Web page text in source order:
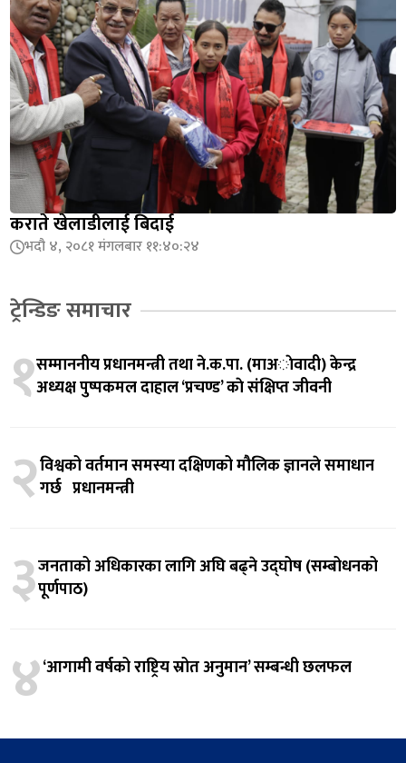
कराते खेलाडीलाई बिदाई
भदौ ४, २०८१ मंगलबार ११:४०:२४
ट्रेन्डिङ समाचार
१सम्माननीय प्रधानमन्त्री तथा ने.क.पा. (माअाेवादी) केन्द्र
अध्यक्ष पुष्पकमल दाहाल ‘प्रचण्ड’ काे संक्षिप्त जीवनी
२विश्वको वर्तमान समस्या दक्षिणको मौलिक ज्ञानले समाधान
गर्छ प्रधानमन्त्री
३जनताको अधिकारका लागि अघि बढ्ने उद्घोष (सम्बोधनको
पूर्णपाठ)
४‘आगामी वर्षको राष्ट्रिय स्रोत अनुमान’ सम्बन्धी छलफल